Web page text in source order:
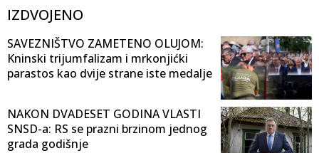
IZDVOJENO
SAVEZNIŠTVO ZAMETENO OLUJOM:
Kninski trijumfalizam i mrkonjićki
parastos kao dvije strane iste medalje
NAKON DVADESET GODINA VLASTI
SNSD-a: RS se prazni brzinom jednog
grada godišnje